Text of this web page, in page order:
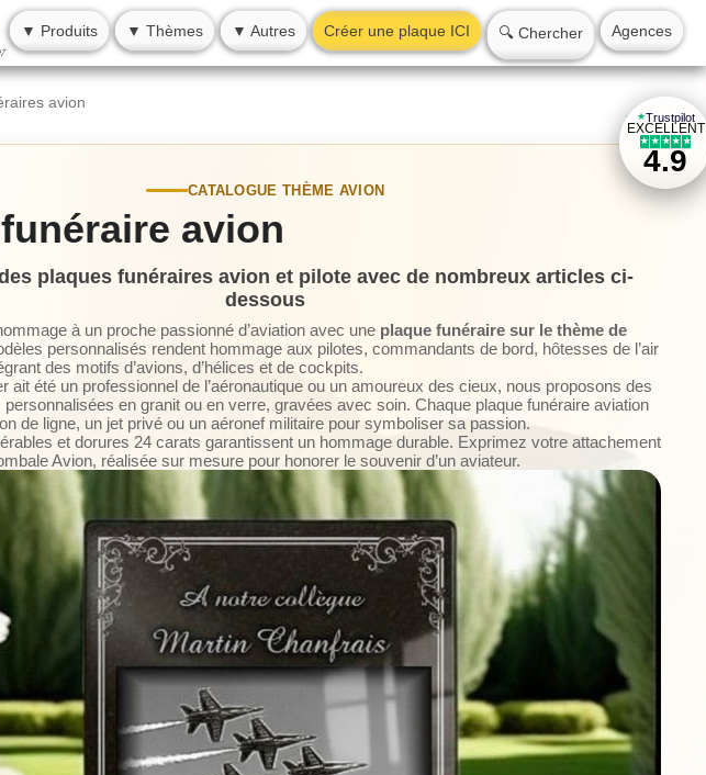
▼ Produits ▼ Thèmes ▼ Autres Créer une plaque ICI 🔍 Chercher Agences
avion
★
★
★Trustpilot
EXCELLENT
★ ★ ★ ★ ★
4.9
CATALOGUE THÈME AVION
avion
plaques funéraires avion et pilote avec de nombreux articles ci-
dessous
à un proche passionné d’aviation avec une plaque funéraire sur le thème de
personnalisés rendent hommage aux pilotes, commandants de bord, hôtesses de l’air
des motifs d’avions, d’hélices et de cockpits.
ait été un professionnel de l’aéronautique ou un amoureux des cieux, nous proposons des
personnalisées en granit ou en verre, gravées avec soin. Chaque plaque funéraire aviation
de ligne, un jet privé ou un aéronef militaire pour symboliser sa passion.
et dorures 24 carats garantissent un hommage durable. Exprimez votre attachement
Avion, réalisée sur mesure pour honorer le souvenir d’un aviateur.